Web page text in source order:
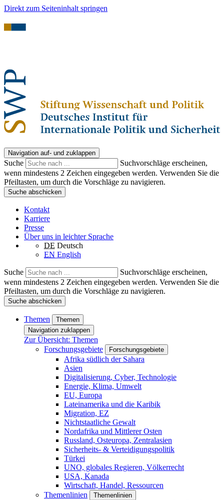
Direkt zum Seiteninhalt springen
Navigation auf- und zuklappen
Suche
Suchvorschläge erscheinen,
wenn mindestens 2 Zeichen eingegeben werden. Verwenden Sie die
Pfeiltasten, um durch die Vorschläge zu navigieren.
Suche abschicken
Kontakt
Karriere
Presse
Über uns in leichter Sprache
DE Deutsch
EN English
Suche
Suchvorschläge erscheinen,
wenn mindestens 2 Zeichen eingegeben werden. Verwenden Sie die
Pfeiltasten, um durch die Vorschläge zu navigieren.
Suche abschicken
Themen
Themen
Navigation zuklappen
Zur Übersicht: Themen
Forschungsgebiete
Forschungsgebiete
Afrika südlich der Sahara
Asien
Digitalisierung, Cyber, Technologie
Energie, Klima, Umwelt
EU, Europa
Lateinamerika und die Karibik
Migration, EZ
Nichtstaatliche Gewalt
Nordafrika und Mittlerer Osten
Russland, Osteuropa, Zentralasien
Sicherheits- & Verteidigungspolitik
Türkei
UNO, globales Regieren, Völkerrecht
USA, Kanada
Wirtschaft, Handel, Ressourcen
Themenlinien
Themenlinien